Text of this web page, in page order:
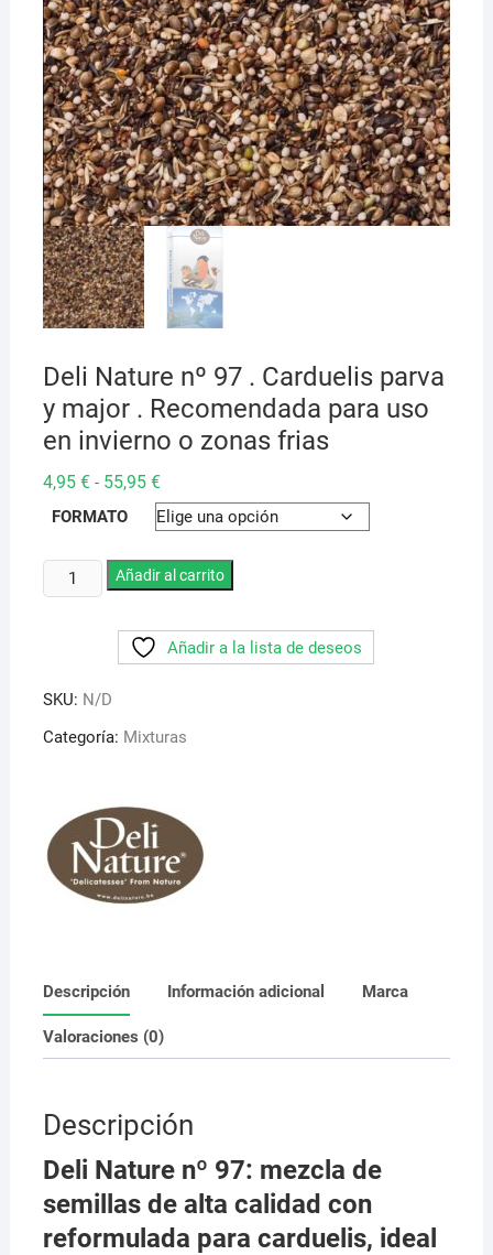
Deli Nature nº 97 . Carduelis parva
y major . Recomendada para uso
en invierno o zonas frias
4,95 € - 55,95 €Rango
precios:
desde
hasta
55,95 €
FORMATO
Deli
Nature
Carduelis
parva
Recomendada
para
uso
zonas
frias
cantidad
Añadir al carrito
Añadir a la lista de deseos
SKU: N/D
Categoría: Mixturas
Descripción Información adicional Marca
Valoraciones (0)
Descripción
Deli Nature nº 97: mezcla de
semillas de alta calidad con
reformulada para carduelis, ideal